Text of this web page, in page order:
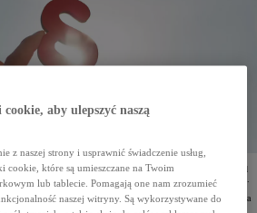
r. o ochronie zwierząt. Art. 6. pkt 1a. zabrania znęcania się nad
zwierząt w sposób powodujący ich zbędne cierpienie i stres.
zwierząt, w tym również psów, określa Rozporządzenie Ministra
Dokument ten odnosi się jednak głównie do transportu o
aby ulepszyć naszą
z naszej strony i usprawnić świadczenie usług,
które są umieszczane na Twoim
lub tablecie. Pomagają one nam zrozumieć
naszej witryny. Są wykorzystywane do